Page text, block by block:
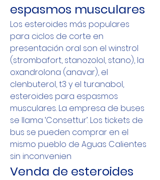
espasmos musculares
Los esteroides más populares
para ciclos de corte en
presentación oral son el winstrol
(strombafort, stanozolol, stano), la
oxandrolona (anavar), el
clenbuterol, t3 y el turanabol,
esteroides para espasmos
musculares. La empresa de buses
se llama ‘Consettur’. Los tickets de
bus se pueden comprar en el
mismo pueblo de Aguas Calientes
sin inconvenien
Venda de esteroides